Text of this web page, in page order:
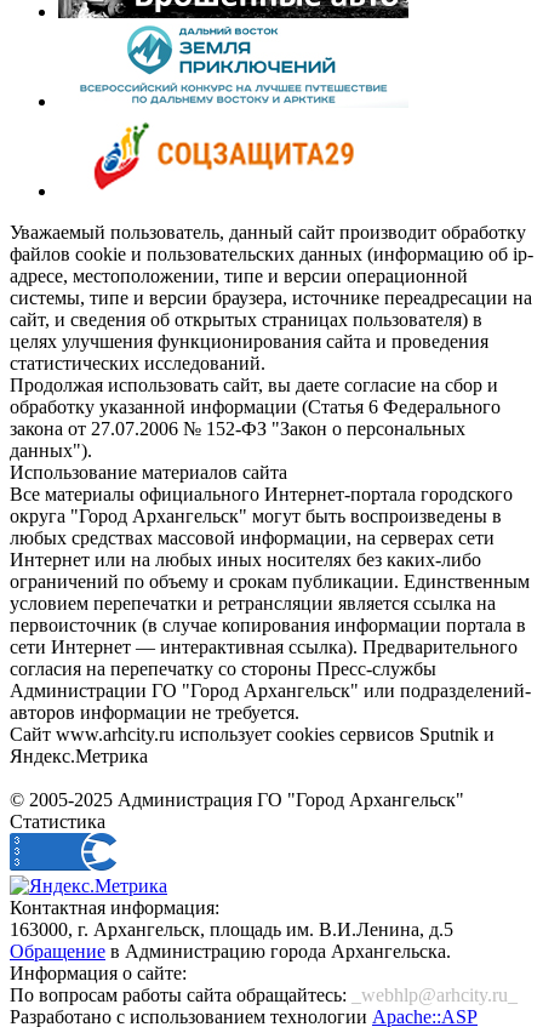
Уважаемый пользователь, данный сайт производит обработку
файлов cookie и пользовательских данных (информацию об ip-
адресе, местоположении, типе и версии операционной
системы, типе и версии браузера, источнике переадресации на
сайт, и сведения об открытых страницах пользователя) в
целях улучшения функционирования сайта и проведения
статистических исследований.
Продолжая использовать сайт, вы даете согласие на сбор и
обработку указанной информации (Статья 6 Федерального
закона от 27.07.2006 № 152-ФЗ "Закон о персональных
данных").
Использование материалов сайта
Все материалы официального Интернет-портала городского
округа "Город Архангельск" могут быть воспроизведены в
любых средствах массовой информации, на серверах сети
Интернет или на любых иных носителях без каких-либо
ограничений по объему и срокам публикации. Единственным
условием перепечатки и ретрансляции является ссылка на
первоисточник (в случае копирования информации портала в
сети Интернет — интерактивная ссылка). Предварительного
согласия на перепечатку со стороны Пресс-службы
Администрации ГО "Город Архангельск" или подразделений-
авторов информации не требуется.
Сайт www.arhcity.ru использует cookies сервисов Sputnik и
Яндекс.Метрика
© 2005-2025 Администрация ГО "Город Архангельск"
Статистика
Контактная информация:
163000, г. Архангельск, площадь им. В.И.Ленина, д.5
Обращение в Администрацию города Архангельска.
Информация о сайте:
По вопросам работы сайта обращайтесь:
_webhlp@arhcity.ru_
Разработано с использованием технологии Apache::ASP